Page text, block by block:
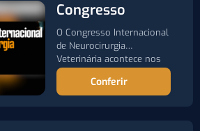
Congresso
O Congresso Internacional
de Neurocirurgia
Veterinária acontece nos
dias 31 de julho…
Conferir